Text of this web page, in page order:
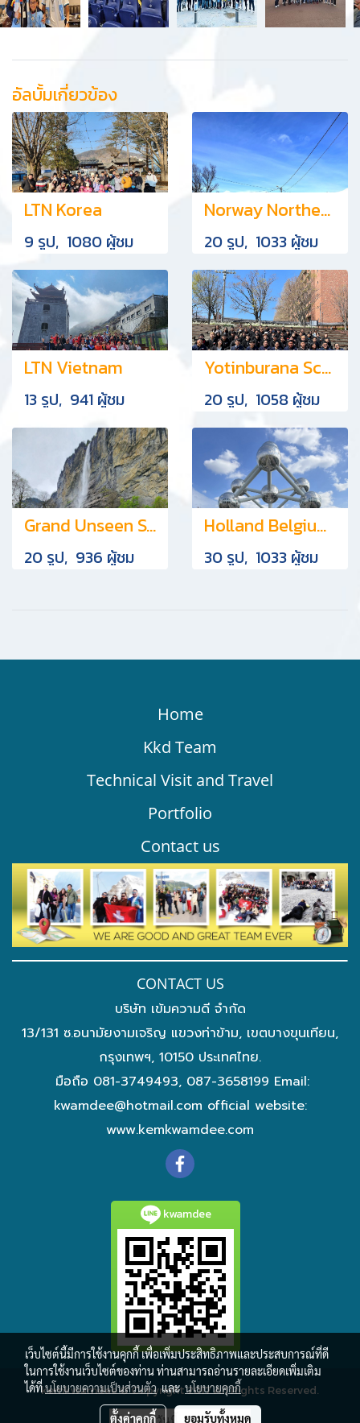
อัลบั้มเกี่ยวข้อง
LTN Korea
9 รูป, 1080 ผู้ชม
Norway Northern Light
20 รูป, 1033 ผู้ชม
LTN Vietnam
13 รูป, 941 ผู้ชม
Yotinburana School 2023
20 รูป, 1058 ผู้ชม
Grand Unseen Switzerland
20 รูป, 936 ผู้ชม
Holland Belgium 2023
30 รูป, 1033 ผู้ชม
Home
Kkd Team
Technical Visit and Travel
Portfolio
Contact us
CONTACT US
บริษัท เข้มความดี จำกัด
13/131 ซ.อนามัยงามเจริญ แขวงท่าข้าม, เขตบางขุนเทียน,
กรุงเทพฯ, 10150 ประเทศไทย.
มือถือ 081-3749493, 087-3658199 Email:
kwamdee@hotmail.com official website:
www.kemkwamdee.com
kwamdee
kemkwamdee © Copyright 2017 All Rights Reserved.
ผู้เข้าชมวันนี้ 1
เว็บไซต์นี้มีการใช้งานคุกกี้ เพื่อเพิ่มประสิทธิภาพและประสบการณ์ที่ดี
ในการใช้งานเว็บไซต์ของท่าน ท่านสามารถอ่านรายละเอียดเพิ่มเติม
ได้ที่นโยบายความเป็นส่วนตัวและนโยบายคุกกี้
ตั้งค่าคุกกี้ ยอมรับทั้งหมด